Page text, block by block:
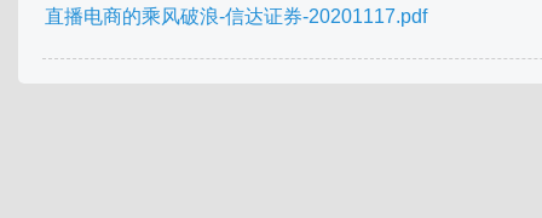
直播电商的乘风破浪-信达证券-20201117.pdf